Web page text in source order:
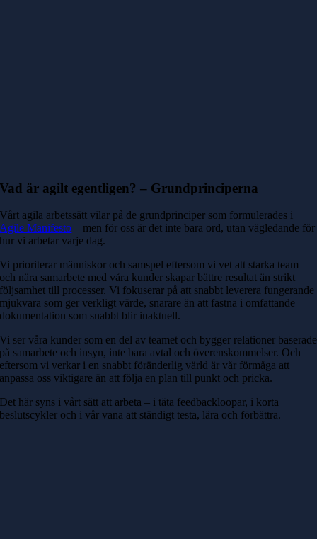
Vad är agilt egentligen? – Grundprinciperna
Vårt agila arbetssätt vilar på de grundprinciper som formulerades i
Agile Manifesto – men för oss är det inte bara ord, utan vägledande för
hur vi arbetar varje dag.
Vi prioriterar människor och samspel eftersom vi vet att starka team
och nära samarbete med våra kunder skapar bättre resultat än strikt
följsamhet till processer. Vi fokuserar på att snabbt leverera fungerande
mjukvara som ger verkligt värde, snarare än att fastna i omfattande
dokumentation som snabbt blir inaktuell.
Vi ser våra kunder som en del av teamet och bygger relationer baserade
på samarbete och insyn, inte bara avtal och överenskommelser. Och
eftersom vi verkar i en snabbt föränderlig värld är vår förmåga att
anpassa oss viktigare än att följa en plan till punkt och pricka.
Det här syns i vårt sätt att arbeta – i täta feedbackloopar, i korta
beslutscykler och i vår vana att ständigt testa, lära och förbättra.